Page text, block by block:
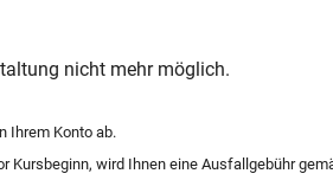
nicht mehr möglich.
Ihrem Konto ab.
Kursbeginn, wird Ihnen eine Ausfallgebühr